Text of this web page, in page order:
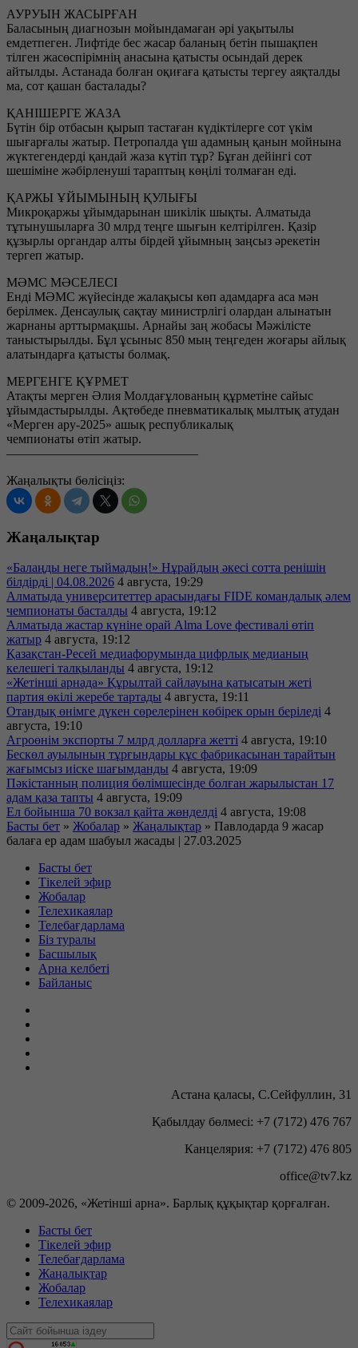
АУРУЫН ЖАСЫРҒАН
Баласының диагнозын мойындамаған әрі уақытылы
емдетпеген. Лифтіде бес жасар баланың бетін пышақпен
тілген жасөспірімнің анасына қатысты осындай дерек
айтылды. Астанада болған оқиғаға қатысты тергеу аяқталды
ма, сот қашан басталады?
ҚАНІШЕРГЕ ЖАЗА
Бүтін бір отбасын қырып тастаған күдіктілерге сот үкім
шығарғалы жатыр. Петропалда үш адамның қанын мойнына
жүктегендерді қандай жаза күтіп тұр? Бұған дейінгі сот
шешіміне жәбірленуші тараптың көңілі толмаған еді.
ҚАРЖЫ ҰЙЫМЫНЫҢ ҚУЛЫҒЫ
Микроқаржы ұйымдарынан шикілік шықты. Алматыда
тұтынушыларға 30 млрд теңге шығын келтірілген. Қазір
құзырлы органдар алты бірдей ұйымның заңсыз әрекетін
тергеп жатыр.
МӘМС МӘСЕЛЕСІ
Енді МӘМС жүйесінде жалақысы көп адамдарға аса мән
берілмек. Денсаулық сақтау министрлігі олардан алынатын
жарнаны арттырмақшы. Арнайы заң жобасы Мәжілісте
таныстырылды. Бұл ұсыныс 850 мың теңгеден жоғары айлық
алатындарға қатысты болмақ.
МЕРГЕНГЕ ҚҰРМЕТ
Атақты мерген Әлия Молдағұлованың құрметіне сайыс
ұйымдастырылды. Ақтөбеде пневматикалық мылтық атудан
«Мерген ару-2025» ашық республикалық
чемпионаты өтіп жатыр.
———————————————
Жаңалықты бөлісіңіз:
Жаңалықтар
«Балаңды неге тыймадың!» Нұрайдың әкесі сотта ренішін
білдірді | 04.08.2026 4 августа, 19:29
Алматыда университеттер арасындағы FIDE командалық әлем
чемпионаты басталды 4 августа, 19:12
Алматыда жастар күніне орай Alma Love фестивалі өтіп
жатыр 4 августа, 19:12
Қазақстан-Ресей медиафорумында цифрлық медианың
келешегі талқыланды 4 августа, 19:12
«Жетінші арнада» Құрылтай сайлауына қатысатын жеті
партия өкілі жеребе тартады 4 августа, 19:11
Отандық өнімге дүкен сөрелерінен көбірек орын беріледі 4
августа, 19:10
Агроөнім экспорты 7 млрд долларға жетті 4 августа, 19:10
Бескөл ауылының тұрғындары құс фабрикасынан тарайтын
жағымсыз иіске шағымданды 4 августа, 19:09
Пәкістанның полиция бөлімшесінде болған жарылыстан 17
адам қаза тапты 4 августа, 19:09
Ел бойынша 70 вокзал қайта жөнделді 4 августа, 19:08
Басты бет » Жобалар » Жаңалықтар » Павлодарда 9 жасар
балаға ер адам шабуыл жасады | 27.03.2025
Басты бет
Тікелей эфир
Жобалар
Телехикаялар
Телебағдарлама
Біз туралы
Басшылық
Арна келбеті
Байланыс
Астана қаласы, С.Сейфуллин, 31
Қабылдау бөлмесі: +7 (7172) 476 767
Канцелярия: +7 (7172) 476 805
office@tv7.kz
© 2009-2026, «Жетінші арна». Барлық құқықтар қорғалған.
Басты бет
Тікелей эфир
Телебағдарлама
Жаңалықтар
Жобалар
Телехикаялар